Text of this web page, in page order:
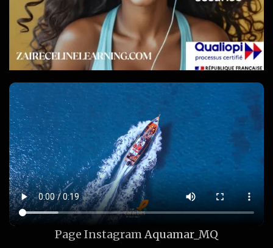
Page InstagramAquamar_MQ